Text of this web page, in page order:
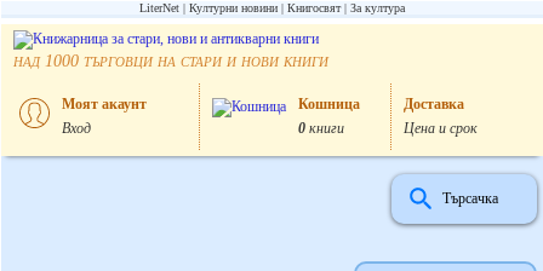
LiterNet Културни новини Книгосвят За култура
над 1000 търговци на стари и нови книги
Моят акаунт
Вход
Кошница
0книги
Доставка
Цена и срок
Търсачка